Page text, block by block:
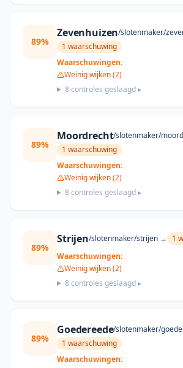
89%
Zevenhuizen/slotenmaker/
1 waarschuwing
Waarschuwingen:
Weinig wijken (2)
8controles geslaagd ▸
89%
Moordrecht/slotenmaker/
1 waarschuwing
Waarschuwingen:
Weinig wijken (2)
8controles geslaagd ▸
89%
Strijen/slotenmaker/strijen→ 1
Waarschuwingen:
Weinig wijken (2)
8controles geslaagd ▸
89%
Goedereede/slotenmaker/
1 waarschuwing
Waarschuwingen: